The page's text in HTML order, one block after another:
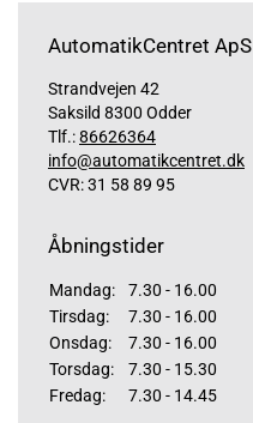
AutomatikCentret ApS
Strandvejen 42
Saksild 8300 Odder
Tlf.:86626364
info@automatikcentret.dk
CVR: 31 58 89 95
Åbningstider
Mandag:
7.30 - 16.00
Tirsdag:
7.30 - 16.00
Onsdag:
7.30 - 16.00
Torsdag:
7.30 - 15.30
Fredag:
7.30 - 14.45